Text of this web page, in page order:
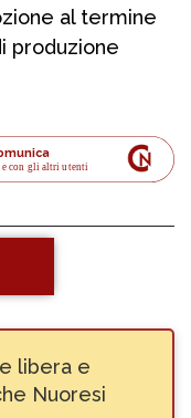
al termine
produzione
e con gli altri utenti
libera e
Nuoresi